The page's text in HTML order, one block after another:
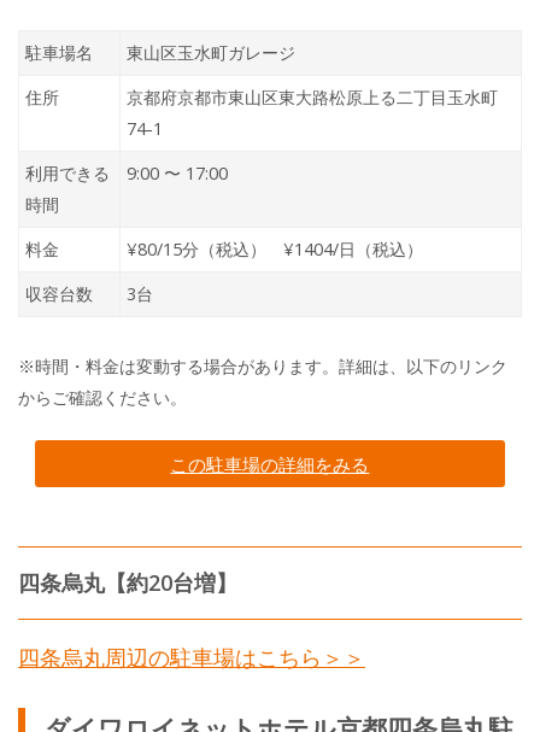
駐車場名
東山区玉水町ガレージ
住所
京都府京都市東山区東大路松原上る二丁目玉水町
74-1
利用できる
時間
9:00 〜 17:00
料金
¥80/15分（税込） ¥1404/日（税込）
収容台数
3台
※時間・料金は変動する場合があります。詳細は、以下のリンク
からご確認ください。
この駐車場の詳細をみる
四条烏丸【約20台増】
四条烏丸周辺の駐車場はこちら＞＞